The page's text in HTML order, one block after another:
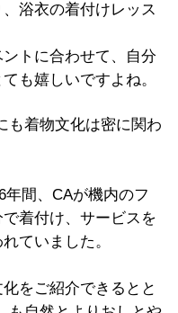
浴衣の着付けレッス
トに合わせて、自分
も嬉しいですよね。
も着物文化は密に関わ
年間、CAが機内のフ
着付け、サービスを
ていました。
をご紹介できるとと